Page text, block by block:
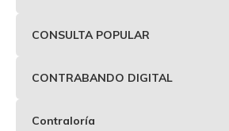
CONSULTA POPULAR
CONTRABANDO DIGITAL
Contraloría